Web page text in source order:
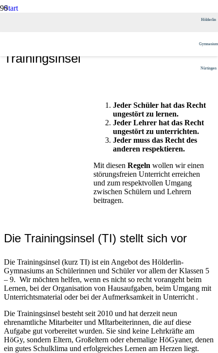
Hölderlin
Gymnasium
Nürtingen
Start
Trainingsinsel
Jeder Schüler hat das Recht
ungestört zu lernen.
Jeder Lehrer hat das Recht
ungestört zu unterrichten.
Jeder muss das Recht des
anderen respektieren.
Mit diesen Regeln wollen wir einen
störungsfreien Unterricht erreichen
und zum respektvollen Umgang
zwischen Schülern und Lehrern
beitragen.
Die Trainingsinsel (TI) stellt sich vor
Die Trainingsinsel (kurz TI) ist ein Angebot des Hölderlin-
Gymnasiums an Schülerinnen und Schüler vor allem der Klassen 5
– 9. Wir möchten helfen, wenn es nicht so recht vorangeht beim
Lernen, bei der Organisation von Hausaufgaben, beim Umgang mit
Unterrichtsmaterial oder bei der Aufmerksamkeit in Unterricht .
Die Trainingsinsel besteht seit 2010 und hat derzeit neun
ehrenamtliche Mitarbeiter und MItarbeiterinnen, die auf diese
Aufgabe gut vorbereitet wurden. Sie sind keine Lehrkräfte am
HöGy, sondern Eltern, Großeltern oder ehemalige HöGyaner, denen
ein gutes Schulklima und erfolgreiches Lernen am Herzen liegt.